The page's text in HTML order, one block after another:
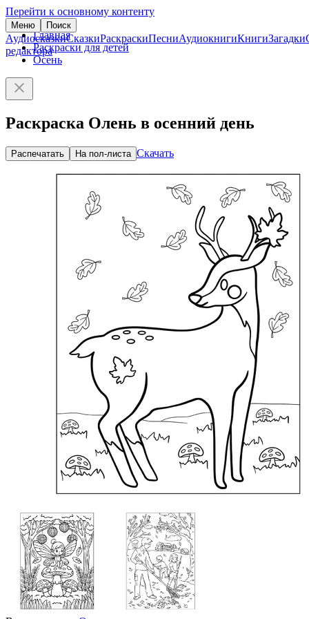
Перейти к основному контенту
Меню Поиск
АудиосказкиСказкиРаскраскиПесниАудиокнигиКнигиЗагадки
редактора
Главная
Раскраски для детей
Осень
Раскраска Олень в осенний день
Распечатать На пол-листа Скачать